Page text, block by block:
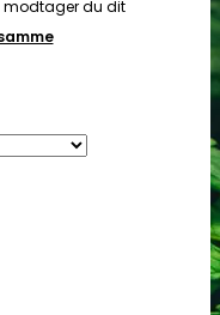
du dit